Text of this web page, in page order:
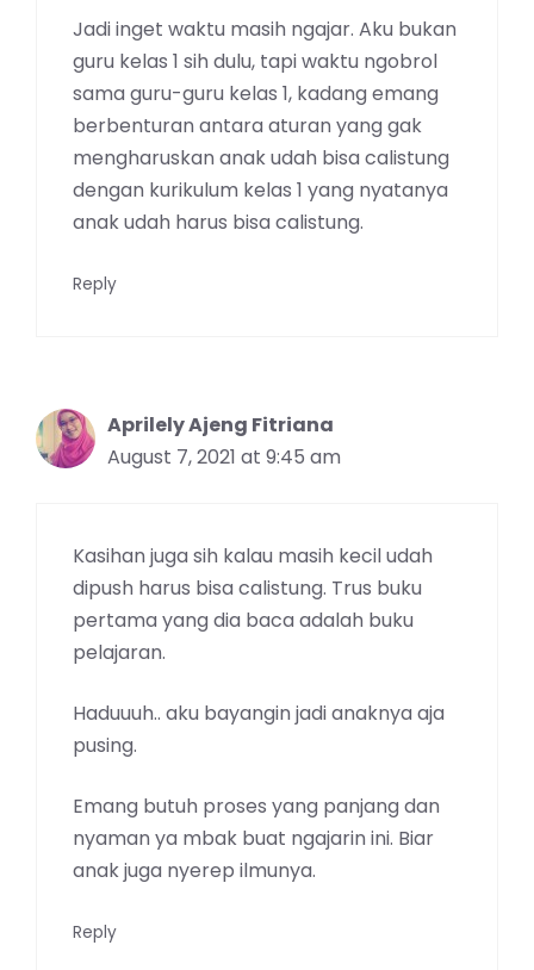
Jadi inget waktu masih ngajar. Aku bukan
guru kelas 1 sih dulu, tapi waktu ngobrol
sama guru-guru kelas 1, kadang emang
berbenturan antara aturan yang gak
mengharuskan anak udah bisa calistung
dengan kurikulum kelas 1 yang nyatanya
anak udah harus bisa calistung.
Reply
Aprilely Ajeng Fitriana
August 7, 2021 at 9:45 am
Kasihan juga sih kalau masih kecil udah
dipush harus bisa calistung. Trus buku
pertama yang dia baca adalah buku
pelajaran.
Haduuuh.. aku bayangin jadi anaknya aja
pusing.
Emang butuh proses yang panjang dan
nyaman ya mbak buat ngajarin ini. Biar
anak juga nyerep ilmunya.
Reply